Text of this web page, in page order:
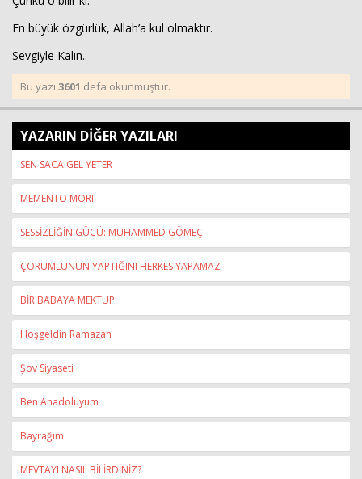
En büyük özgürlük, Allah’a kul olmaktır.
Sevgiyle Kalın..
Bu yazı 3601 defa okunmuştur.
YAZARIN DİĞER YAZILARI
SEN SACA GEL YETER
MEMENTO MORI
SESSİZLİĞİN GÜCÜ: MUHAMMED GÖMEÇ
ÇORUMLUNUN YAPTIĞINI HERKES YAPAMAZ
BİR BABAYA MEKTUP
Hoşgeldin Ramazan
Şov Siyaseti
Ben Anadoluyum
Bayrağım
MEVTAYI NASIL BİLİRDİNİZ?